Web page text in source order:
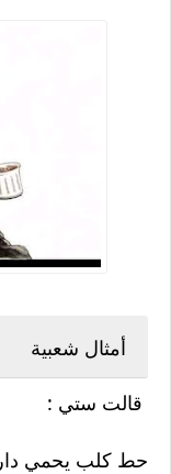
أمثال شعبية
قالت ستي :
حط كلب يحمي